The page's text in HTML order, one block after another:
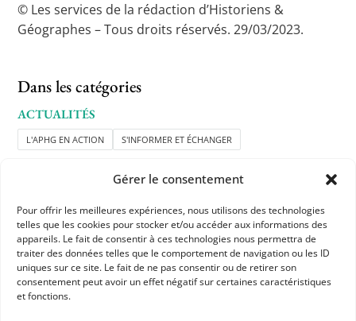
Gérer le consentement
Pour offrir les meilleures expériences, nous utilisons des technologies
telles que les cookies pour stocker et/ou accéder aux informations des
appareils. Le fait de consentir à ces technologies nous permettra de
traiter des données telles que le comportement de navigation ou les ID
uniques sur ce site. Le fait de ne pas consentir ou de retirer son
consentement peut avoir un effet négatif sur certaines caractéristiques
et fonctions.
© Les services de la rédaction d’Historiens &
Géographes – Tous droits réservés. 29/03/2023.
Dans les catégories
ACTUALITÉS
L'APHG EN ACTION S'INFORMER ET ÉCHANGER
APHG
Association des professeurs d'histoire et géographie